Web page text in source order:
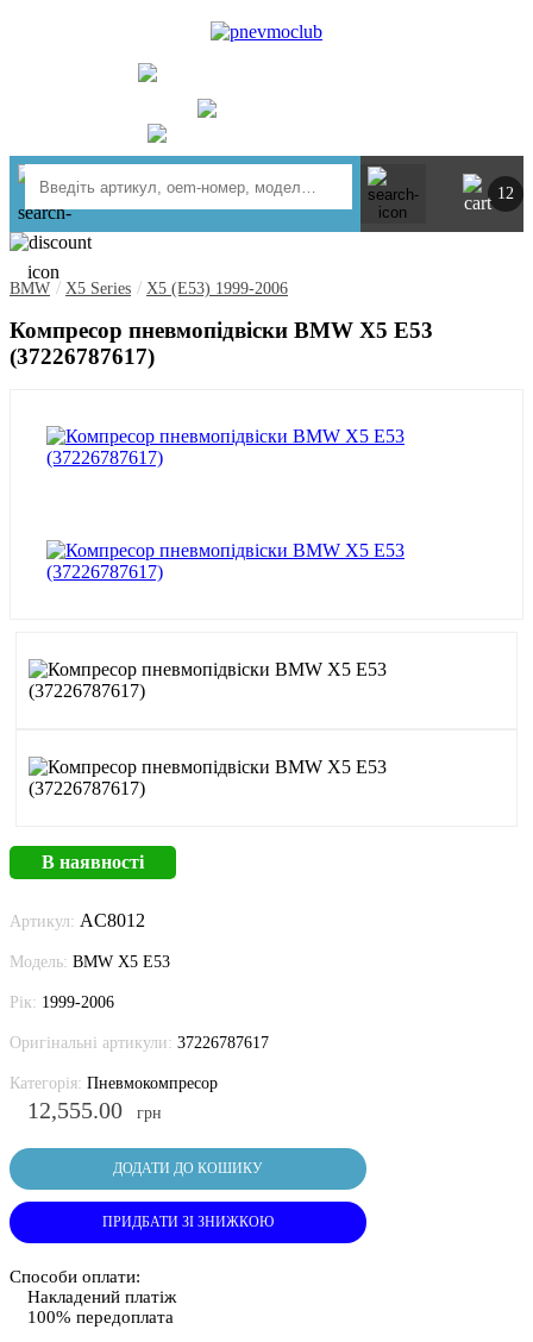
12
BMW / X5 Series / X5 (E53) 1999-2006
В наявності
Артикул: AC8012
Модель: BMW X5 E53
Рік: 1999-2006
Оригінальні артикули: 37226787617
Категорія: Пневмокомпресор
12,555.00 грн
ДОДАТИ ДО КОШИКУ
ПРИДБАТИ ЗІ ЗНИЖКОЮ
Способи оплати:
Накладений платіж
100% передоплата
Компресор пневмопідвіски BMW X5 E53
(37226787617)